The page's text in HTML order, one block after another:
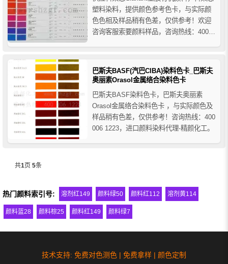
塑料染料，提供颜色参考色卡，与实际颜
色色相及样品稍有色差，仅供参考！欢迎
咨询客服索要颜料样品，咨询热线：400
巴斯夫BASF(汽巴CIBA)染料色卡_巴斯夫
奥丽素Orasol金属络合染料色卡
巴斯夫BASF染料色卡，巴斯夫奥丽素
Orasol金属络合染料色卡 ，与实际颜色及
样品稍有色差，仅供参考！咨询热线：400
006 1223，进口颜料染料代理-精颜化工。
共1页 5条
热门颜料索引号: 溶剂红149 颜料绿50 颜料红112 溶剂黄114
颜料蓝28 颜料棕25 颜料红149 颜料绿7
技术支持: 免费对色测色 | 免费拿样 | 颜色定制